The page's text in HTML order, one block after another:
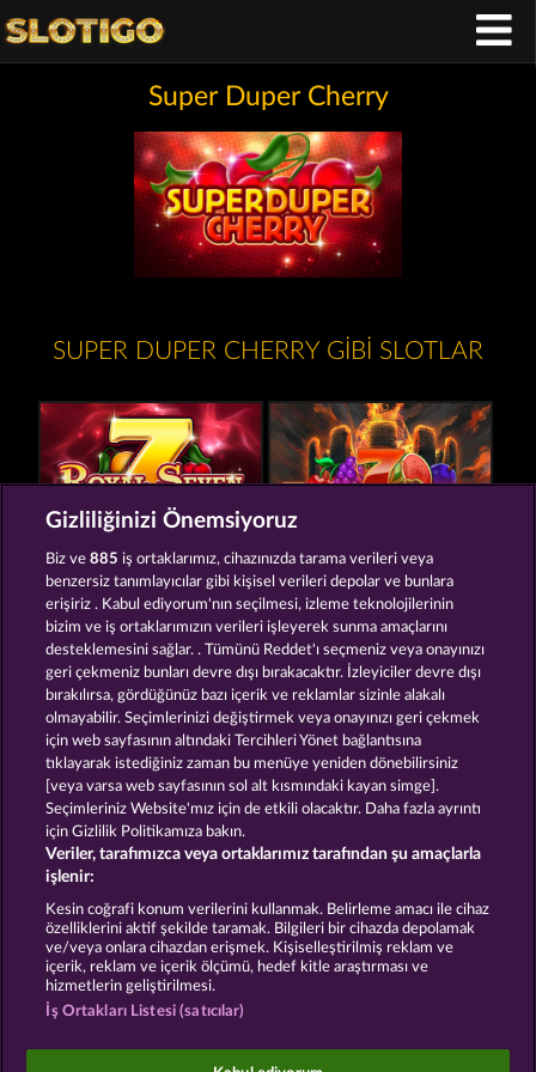
Super Duper Cherry
SUPER DUPER CHERRY GIBI SLOTLAR
Mighty 40 Fruits & Wilds 2
Hüküm ve Koşullar Gizlilik Beyanı Künye
Şirket SSS Ortaklık programı Facebook
İptal talebini gönder
Sosyal casino oyunları sadece eğlence amaçlıdır ve
Gizliliğinizi Önemsiyoruz
Biz ve885 iş ortaklarımız, cihazınızda tarama verileri veya
benzersiz tanımlayıcılar gibi kişisel verileri depolar ve bunlara
erişiriz . Kabul ediyorum'nın seçilmesi, izleme teknolojilerinin
bizim ve iş ortaklarımızın verileri işleyerek sunma amaçlarını
desteklemesini sağlar. . Tümünü Reddet'ı seçmeniz veya onayınızı
geri çekmeniz bunları devre dışı bırakacaktır. İzleyiciler devre dışı
bırakılırsa, gördüğünüz bazı içerik ve reklamlar sizinle alakalı
olmayabilir. Seçimlerinizi değiştirmek veya onayınızı geri çekmek
için web sayfasının altındaki Tercihleri Yönet bağlantısına
tıklayarak istediğiniz zaman bu menüye yeniden dönebilirsiniz
[veya varsa web sayfasının sol alt kısmındaki kayan simge].
Seçimleriniz Website'mız için de etkili olacaktır. Daha fazla ayrıntı
için Gizlilik Politikamıza bakın.
Veriler, tarafımızca veya ortaklarımız tarafından şu amaçlarla
işlenir:
Kesin coğrafi konum verilerini kullanmak. Belirleme amacı ile cihaz
özelliklerini aktif şekilde taramak. Bilgileri bir cihazda depolamak
ve/veya onlara cihazdan erişmek. Kişiselleştirilmiş reklam ve
içerik, reklam ve içerik ölçümü, hedef kitle araştırması ve
hizmetlerin geliştirilmesi.
İş Ortakları Listesi (satıcılar)